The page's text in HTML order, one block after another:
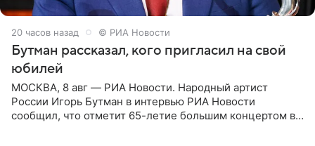
20 часов назад © РИА Новости
Бутман рассказал, кого пригласил на свой
юбилей
МОСКВА, 8 авг — РИА Новости. Народный артист
России Игорь Бутман в интервью РИА Новости
сообщил, что отметит 65-летие большим концертом в